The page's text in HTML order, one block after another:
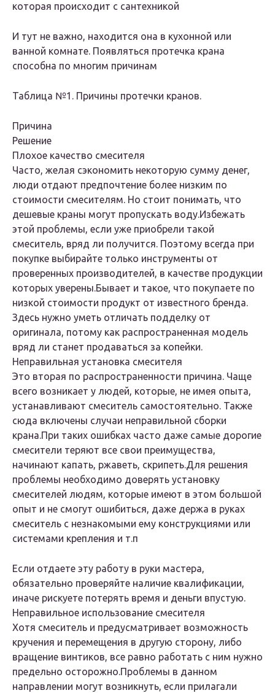
которая происходит с сантехникой
И тут не важно, находится она в кухонной или
ванной комнате. Появляться протечка крана
способна по многим причинам
Таблица №1. Причины протечки кранов.
Причина
Решение
Плохое качество смесителя
Часто, желая сэкономить некоторую сумму денег,
люди отдают предпочтение более низким по
стоимости смесителям. Но стоит понимать, что
дешевые краны могут пропускать воду.Избежать
этой проблемы, если уже приобрели такой
смеситель, вряд ли получится. Поэтому всегда при
покупке выбирайте только инструменты от
проверенных производителей, в качестве продукции
которых уверены.Бывает и такое, что покупаете по
низкой стоимости продукт от известного бренда.
Здесь нужно уметь отличать подделку от
оригинала, потому как распространенная модель
вряд ли станет продаваться за копейки.
Неправильная установка смесителя
Это вторая по распространенности причина. Чаще
всего возникает у людей, которые, не имея опыта,
устанавливают смеситель самостоятельно. Также
сюда включены случаи неправильной сборки
крана.При таких ошибках часто даже самые дорогие
смесители теряют все свои преимущества,
начинают капать, ржаветь, скрипеть.Для решения
проблемы необходимо доверять установку
смесителей людям, которые имеют в этом большой
опыт и не смогут ошибиться, даже держа в руках
смеситель с незнакомыми ему конструкциями или
системами крепления и т.п
Если отдаете эту работу в руки мастера,
обязательно проверяйте наличие квалификации,
иначе рискуете потерять время и деньги впустую.
Неправильное использование смесителя
Хотя смеситель и предусматривает возможность
кручения и перемещения в другую сторону, либо
вращение винтиков, все равно работать с ним нужно
предельно осторожно.Проблемы в данном
направлении могут возникнуть, если прилагали